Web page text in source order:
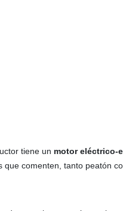
tiene un motor eléctrico-
que comenten, tanto peatón